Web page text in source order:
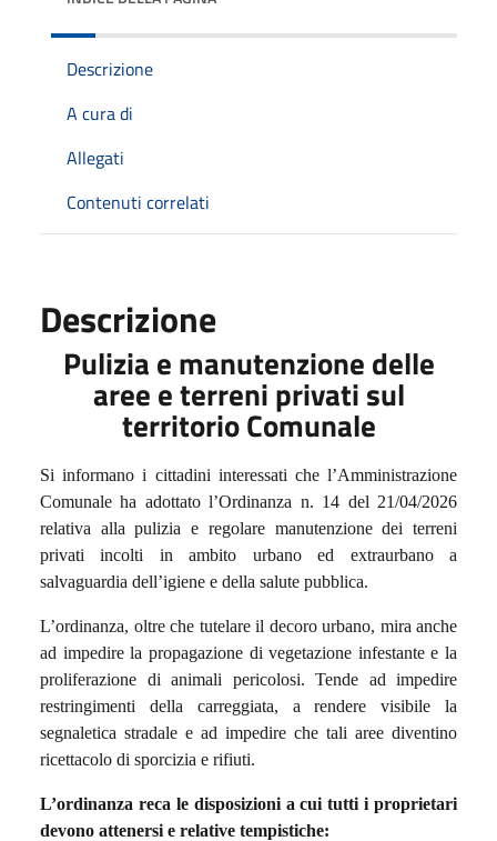
Descrizione
A cura di
Allegati
Contenuti correlati
Descrizione
Pulizia e manutenzione delle
aree e terreni privati sul
territorio Comunale
Si informano i cittadini interessati che l’Amministrazione
Comunale ha adottato l’Ordinanza n. 14 del 21/04/2026
relativa alla pulizia e regolare manutenzione dei terreni
privati incolti in ambito urbano ed extraurbano a
salvaguardia dell’igiene e della salute pubblica.
L’ordinanza, oltre che tutelare il decoro urbano, mira anche
ad impedire la propagazione di vegetazione infestante e la
proliferazione di animali pericolosi. Tende ad impedire
restringimenti della carreggiata, a rendere visibile la
segnaletica stradale e ad impedire che tali aree diventino
ricettacolo di sporcizia e rifiuti.
L’ordinanza reca le disposizioni a cui tutti i proprietari
devono attenersi e relative tempistiche: